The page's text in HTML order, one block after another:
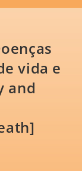
vida e
and